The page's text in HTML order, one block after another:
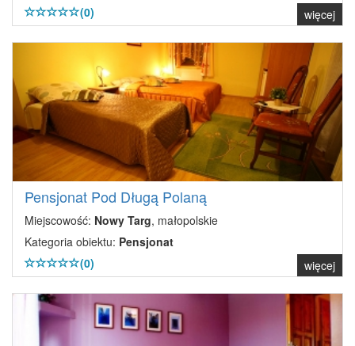
(0)
więcej
Pensjonat Pod Długą Polaną
Miejscowość: Nowy Targ, małopolskie
Kategoria obiektu: Pensjonat
(0)
więcej